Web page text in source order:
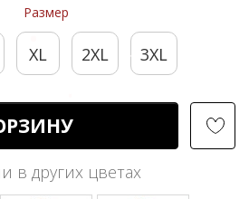
Размер
XL 2XL 3XL
в других цветах